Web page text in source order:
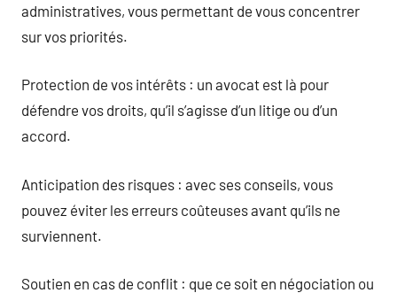
administratives, vous permettant de vous concentrer
sur vos priorités.
Protection de vos intérêts : un avocat est là pour
défendre vos droits, qu’il s’agisse d’un litige ou d’un
accord.
Anticipation des risques : avec ses conseils, vous
pouvez éviter les erreurs coûteuses avant qu’ils ne
surviennent.
Soutien en cas de conflit : que ce soit en négociation ou